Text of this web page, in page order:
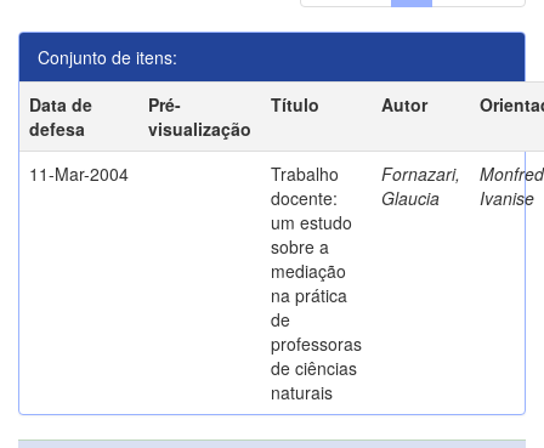
Conjunto de itens:
Data de
defesa
Pré-
visualização
Título Autor
11-Mar-2004
Trabalho
docente:
um estudo
sobre a
mediação
na prática
de
professoras
de ciências
naturais
Fornazari,
Glaucia
Ivanise